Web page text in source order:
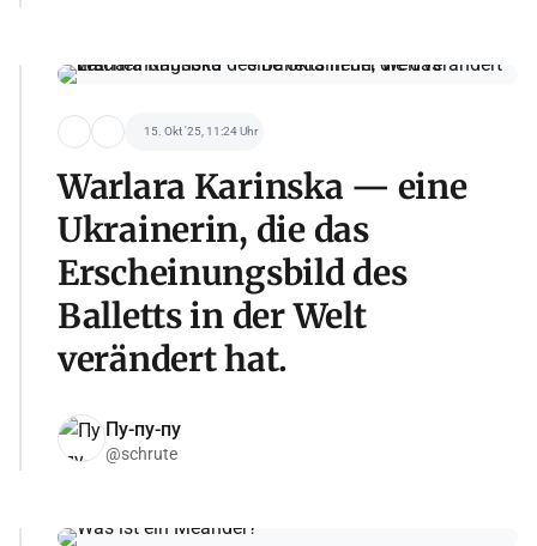
15. Okt '25, 11:24 Uhr
Warlara Karinska — eine
Ukrainerin, die das
Erscheinungsbild des
Balletts in der Welt
verändert hat.
Пу-пу-пу
@schrute